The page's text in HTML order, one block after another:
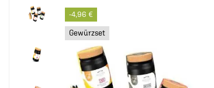
-4,96 €
Gewürzset